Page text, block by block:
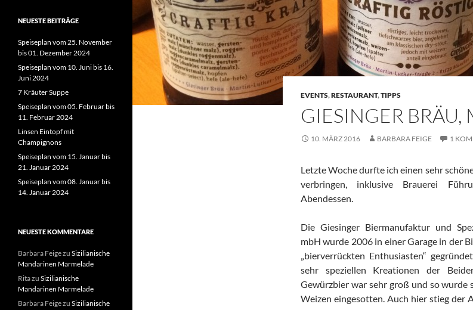
EVENTS,RESTAURANT,TIPPS
GIESINGER
10. MÄRZ 2016 BARBARA FEIGE 1
Letzte Woche durfte ich einen sehr
verbringen, inklusive Brauerei
Abendessen.
Die Giesinger Biermanufaktur und
mbH wurde 2006 in einer Garage in der
„bierverrückten Enthusiasten“
sehr speziellen Kreationen der
Gewürzbier war sehr groß und so wurde
Weizen eingesotten. Auch hier stieg der
NEUESTE BEITRÄGE
Speiseplan vom 25. November
bis 01. Dezember 2024
Speiseplan vom 10. Juni bis 16.
Juni 2024
7 Kräuter Suppe
Speiseplan vom 05. Februar bis
11. Februar 2024
Linsen Eintopf mit
Champignons
Speiseplan vom 15. Januar bis
21. Januar 2024
Speiseplan vom 08. Januar bis
14. Januar 2024
NEUESTE KOMMENTARE
Barbara Feigezu Sizilianische
Mandarinen Marmelade
Ritazu Sizilianische
Mandarinen Marmelade
Barbara Feigezu Sizilianische